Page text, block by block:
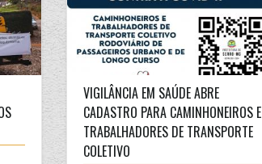
VIGILÂNCIA EM SAÚDE ABRE
CADASTRO PARA CAMINHONEIROS E
TRABALHADORES DE TRANSPORTE
COLETIVO